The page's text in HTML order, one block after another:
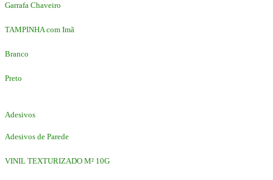
Garrafa Chaveiro
TAMPINHA com Imã
Branco
Preto
Adesivos
Adesivos de Parede
VINIL TEXTURIZADO M² 10G